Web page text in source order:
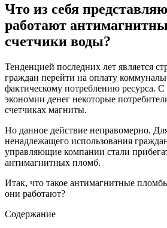
Что из себя
работают
счетчики воды?
Тенденцией последних лет является
граждан перейти на оплату
фактическому потреблению ресурса.
экономии денег некоторые
счетчиках магниты.
Но данное действие неправомерно.
ненадлежащего использования
управляющие компании стали
антимагнитных пломб.
Итак, что такое антимагнитные
они работают?
Содержание